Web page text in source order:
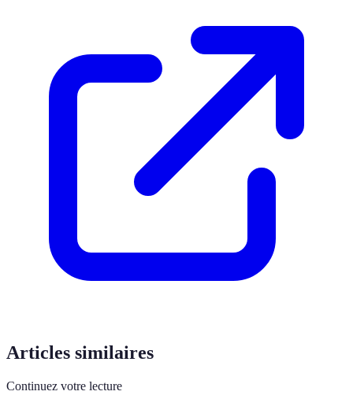
Articles similaires
Continuez votre lecture